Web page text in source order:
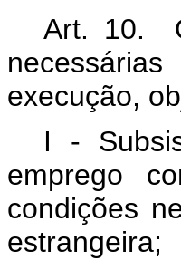
Art. 10.
execução,
I -
emprego
condições
estrangeira;